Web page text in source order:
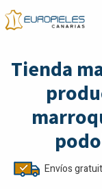
Tienda
Envíos